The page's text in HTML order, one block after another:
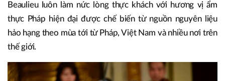
Beaulieu luôn làm nức lòng thực khách với hương vị ẩm
thực Pháp hiện đại được chế biến từ nguồn nguyên liệu
hảo hạng theo mùa tới từ Pháp, Việt Nam và nhiều nơi trên
thế giới.